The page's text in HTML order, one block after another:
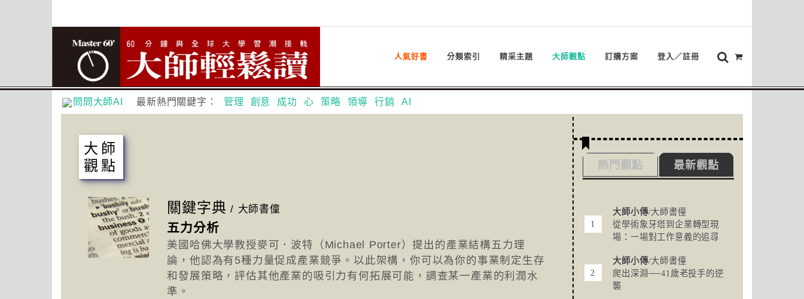
人氣好書 分類索引 精采主題 大師觀點 訂購方案 登入／註冊
問問大師AI 最新熱門關鍵字： 管理 創意 成功 心 策略 領導 行銷 AI
大師
觀點
關鍵字典 / 大師書僮
五力分析
美國哈佛大學教授麥可．波特（Michael Porter）提出的產業結構五力理
論，他認為有5種力量促成產業競爭。以此架構，你可以為你的事業制定生存
和發展策略，評估其他產業的吸引力有何拓展可能，調查某一產業的利潤水
準。
最新觀點
熱門觀點
大師小傳/大師書僮
從學術象牙塔到企業轉型現
場：一場對工作意義的追尋
大師小傳/大師書僮
爬出深淵──41歲老投手的逆
襲